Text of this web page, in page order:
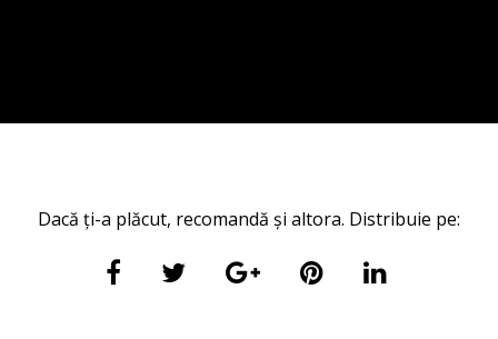
Dacă ți-a plăcut, recomandă și altora. Distribuie pe: